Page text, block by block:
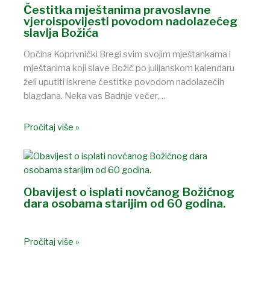
Čestitka mještanima pravoslavne
vjeroispovijesti povodom nadolazećeg
slavlja Božića
Općina Koprivnički Bregi svim svojim mještankama i
mještanima koji slave Božić po julijanskom kalendaru
želi uputiti iskrene čestitke povodom nadolazećih
blagdana. Neka vas Badnje večer,…
Pročitaj više »
Obavijest o isplati novčanog Božićnog
dara osobama starijim od 60 godina.
Pročitaj više »